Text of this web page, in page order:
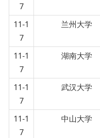
7
11-1
7
兰州大学
11-1
7
湖南大学
11-1
7
武汉大学
11-1
7
中山大学